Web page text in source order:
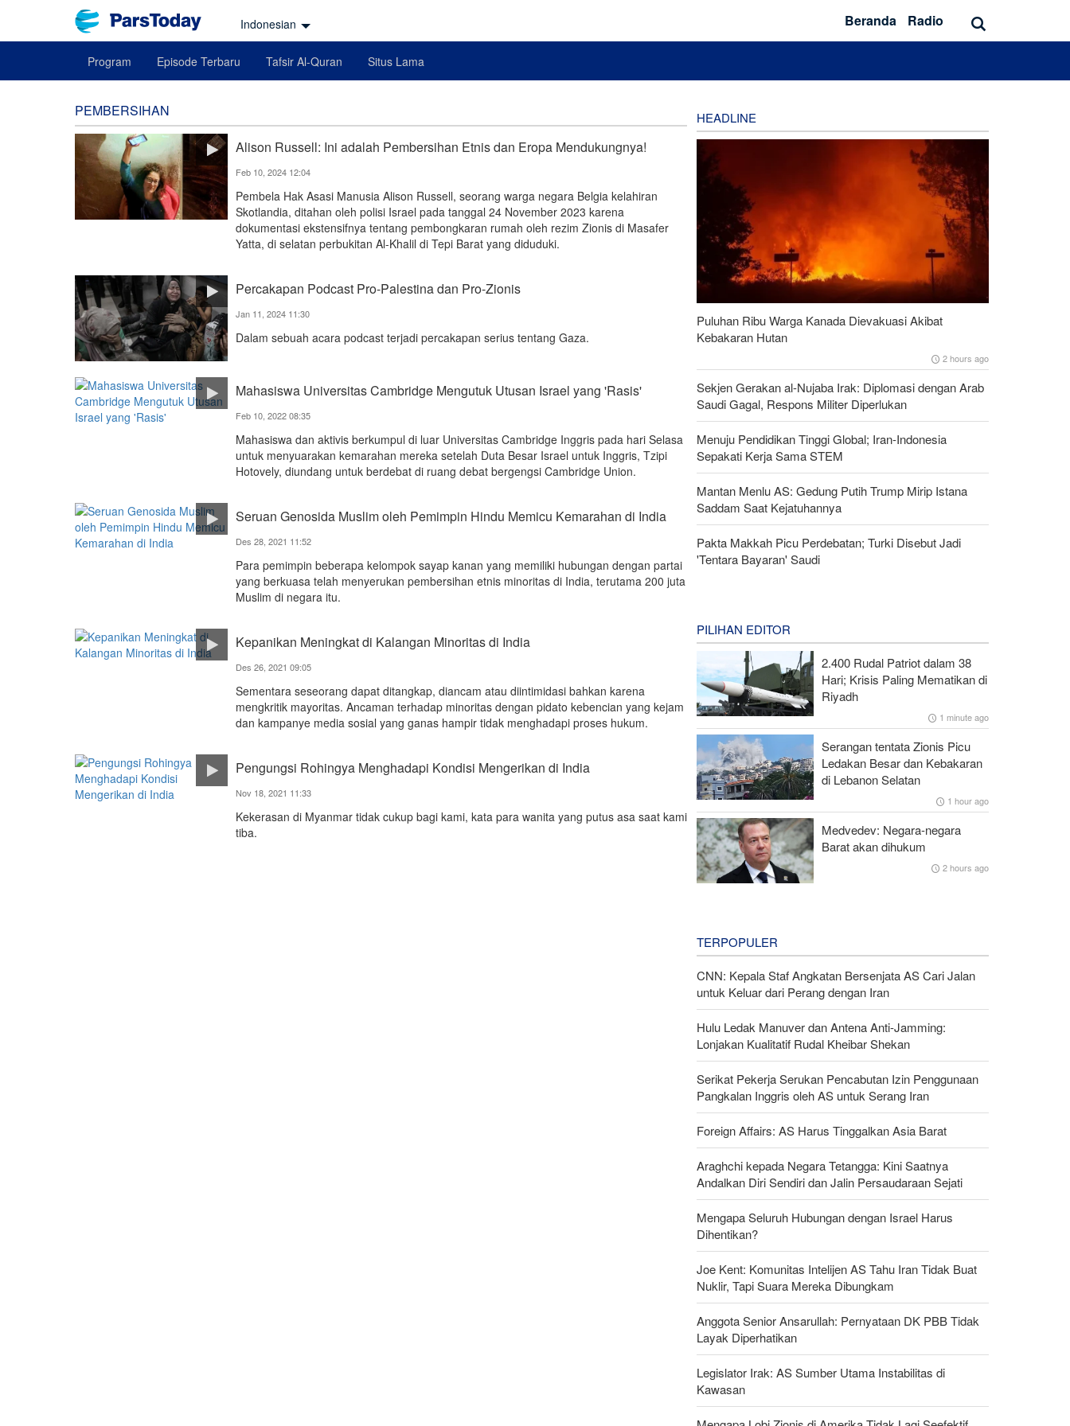
Indonesian Beranda Radio
Program Episode Terbaru Tafsir Al-Quran Situs Lama
PEMBERSIHAN
Alison Russell: Ini adalah Pembersihan Etnis dan Eropa Mendukungnya!
Feb 10, 2024 12:04
Pembela Hak Asasi Manusia Alison Russell, seorang warga negara Belgia kelahiran
Skotlandia, ditahan oleh polisi Israel pada tanggal 24 November 2023 karena
dokumentasi ekstensifnya tentang pembongkaran rumah oleh rezim Zionis di Masafer
Yatta, di selatan perbukitan Al-Khalil di Tepi Barat yang diduduki.
Percakapan Podcast Pro-Palestina dan Pro-Zionis
Jan 11, 2024 11:30
Dalam sebuah acara podcast terjadi percakapan serius tentang Gaza.
Mahasiswa Universitas Cambridge Mengutuk Utusan Israel yang 'Rasis'
Feb 10, 2022 08:35
Mahasiswa dan aktivis berkumpul di luar Universitas Cambridge Inggris pada hari Selasa
untuk menyuarakan kemarahan mereka setelah Duta Besar Israel untuk Inggris, Tzipi
Hotovely, diundang untuk berdebat di ruang debat bergengsi Cambridge Union.
Seruan Genosida Muslim oleh Pemimpin Hindu Memicu Kemarahan di India
Des 28, 2021 11:52
Para pemimpin beberapa kelompok sayap kanan yang memiliki hubungan dengan partai
yang berkuasa telah menyerukan pembersihan etnis minoritas di India, terutama 200 juta
Muslim di negara itu.
Kepanikan Meningkat di Kalangan Minoritas di India
Des 26, 2021 09:05
Sementara seseorang dapat ditangkap, diancam atau diintimidasi bahkan karena
mengkritik mayoritas. Ancaman terhadap minoritas dengan pidato kebencian yang kejam
dan kampanye media sosial yang ganas hampir tidak menghadapi proses hukum.
Pengungsi Rohingya Menghadapi Kondisi Mengerikan di India
Nov 18, 2021 11:33
Kekerasan di Myanmar tidak cukup bagi kami, kata para wanita yang putus asa saat kami
tiba.
HEADLINE
Puluhan Ribu Warga Kanada Dievakuasi Akibat
Kebakaran Hutan
2 hours ago
Sekjen Gerakan al-Nujaba Irak: Diplomasi dengan Arab
Saudi Gagal, Respons Militer Diperlukan
Menuju Pendidikan Tinggi Global; Iran-Indonesia
Sepakati Kerja Sama STEM
Mantan Menlu AS: Gedung Putih Trump Mirip Istana
Saddam Saat Kejatuhannya
Pakta Makkah Picu Perdebatan; Turki Disebut Jadi
'Tentara Bayaran' Saudi
PILIHAN EDITOR
2.400 Rudal Patriot dalam 38
Hari; Krisis Paling Mematikan di
Riyadh
1 minute ago
Serangan tentata Zionis Picu
Ledakan Besar dan Kebakaran
di Lebanon Selatan
1 hour ago
Medvedev: Negara-negara
Barat akan dihukum
2 hours ago
TERPOPULER
CNN: Kepala Staf Angkatan Bersenjata AS Cari Jalan
untuk Keluar dari Perang dengan Iran
Hulu Ledak Manuver dan Antena Anti-Jamming:
Lonjakan Kualitatif Rudal Kheibar Shekan
Serikat Pekerja Serukan Pencabutan Izin Penggunaan
Pangkalan Inggris oleh AS untuk Serang Iran
Foreign Affairs: AS Harus Tinggalkan Asia Barat
Araghchi kepada Negara Tetangga: Kini Saatnya
Andalkan Diri Sendiri dan Jalin Persaudaraan Sejati
Mengapa Seluruh Hubungan dengan Israel Harus
Dihentikan?
Joe Kent: Komunitas Intelijen AS Tahu Iran Tidak Buat
Nuklir, Tapi Suara Mereka Dibungkam
Anggota Senior Ansarullah: Pernyataan DK PBB Tidak
Layak Diperhatikan
Legislator Irak: AS Sumber Utama Instabilitas di
Kawasan